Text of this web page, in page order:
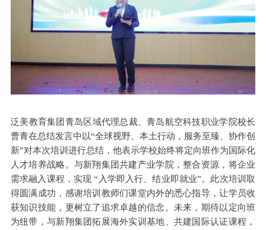
‌泛美教育集团青岛区域代理总裁、青岛航空科技职业学院校长
曹青在总结发言中以“全球视野、本土行动，服务至臻、协作创
新”对本次培训进行总结，他表示学校始终将定向班作为国际化
人才培养战略。与新翔集团共建产业学院，整合资源，将企业
需求融入课程，实现 “入学即入行、结业即就业”。此次培训取
得圆满成功，感谢培训教师们课堂内外的悉心指导，让学员收
获知识技能，更树立了追求卓越的信念。未来，期待以定向班
为纽带，与新翔集团拓展海外实训基地、共建国际认证课程，